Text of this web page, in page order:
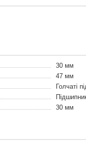
30 мм
47 мм
Голчаті
30 мм